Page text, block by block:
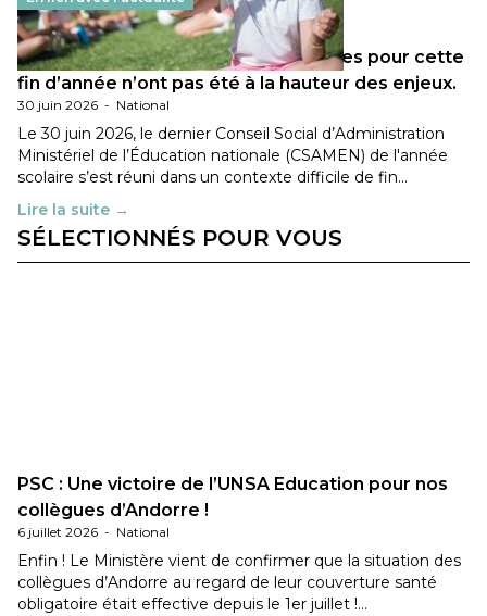
Les décisions ministérielles attendues pour cette
fin d’année n’ont pas été à la hauteur des enjeux.
30 juin 2026 - National
Le 30 juin 2026, le dernier Conseil Social d’Administration
Ministériel de l’Éducation nationale (CSAMEN) de l'année
scolaire s’est réuni dans un contexte difficile de fin…
Lire la suite →
SÉLECTIONNÉS POUR VOUS
PSC : Une victoire de l’UNSA Education pour nos
collègues d’Andorre !
6 juillet 2026 - National
Enfin ! Le Ministère vient de confirmer que la situation des
collègues d’Andorre au regard de leur couverture santé
obligatoire était effective depuis le 1er juillet !…